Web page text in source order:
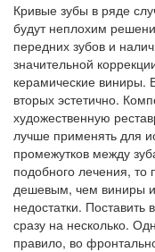
Кривые зубы в ряде
будут неплохим
передних зубов и
значительной
керамические виниры.
вторых эстетично.
художественную
лучше применять для
промежутков между
подобного лечения, то
дешевым, чем виниры
недостатки.
сразу на несколько.
правило, во